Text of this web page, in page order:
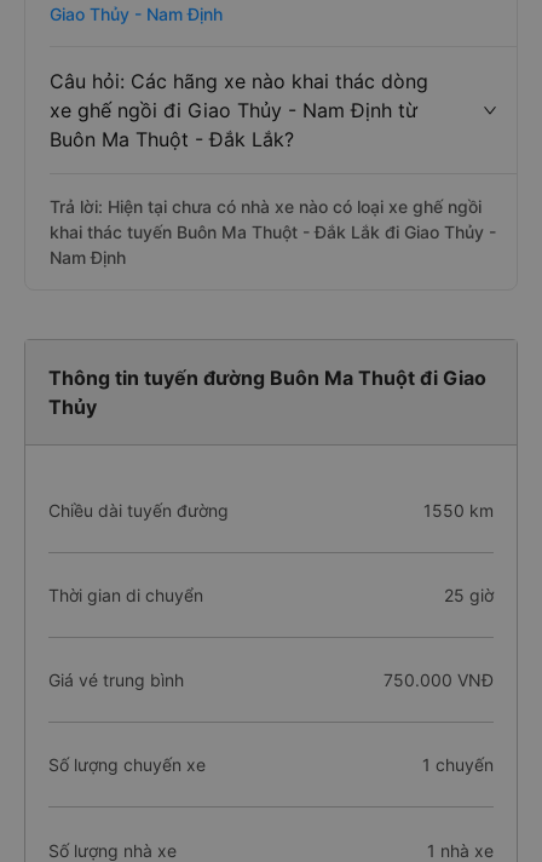
Giao Thủy - Nam Định
Câu hỏi: Các hãng xe nào khai thác dòng
xe ghế ngồi đi Giao Thủy - Nam Định từ
Buôn Ma Thuột - Đắk Lắk?
Trả lời: Hiện tại chưa có nhà xe nào có loại xe ghế ngồi
khai thác tuyến Buôn Ma Thuột - Đắk Lắk đi Giao Thủy -
Nam Định
Thông tin tuyến đường Buôn Ma Thuột đi Giao
Thủy
Chiều dài tuyến đường 1550 km
Thời gian di chuyển 25 giờ
Giá vé trung bình 750.000 VNĐ
Số lượng chuyến xe 1 chuyến
Số lượng nhà xe 1 nhà xe